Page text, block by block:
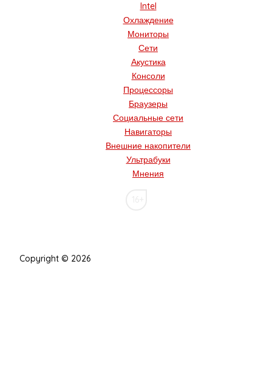
Intel
Охлаждение
Мониторы
Сети
Акустика
Консоли
Процессоры
Браузеры
Социальные сети
Навигаторы
Внешние накопители
Ультрабуки
Мнения
Copyright © 2026